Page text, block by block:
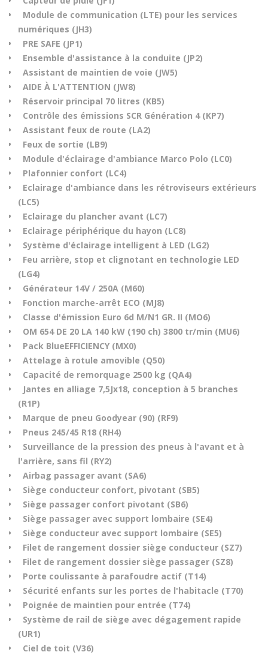
Module de communication (LTE) pour les services
numériques (JH3)
PRE SAFE (JP1)
Ensemble d'assistance à la conduite (JP2)
Assistant de maintien de voie (JW5)
AIDE À L'ATTENTION (JW8)
Réservoir principal 70 litres (KB5)
Contrôle des émissions SCR Génération 4 (KP7)
Assistant feux de route (LA2)
Feux de sortie (LB9)
Module d'éclairage d'ambiance Marco Polo (LC0)
Plafonnier confort (LC4)
Eclairage d'ambiance dans les rétroviseurs extérieurs
(LC5)
Eclairage du plancher avant (LC7)
Eclairage périphérique du hayon (LC8)
Système d'éclairage intelligent à LED (LG2)
Feu arrière, stop et clignotant en technologie LED
(LG4)
Générateur 14V / 250A (M60)
Fonction marche-arrêt ECO (MJ8)
Classe d'émission Euro 6d M/N1 GR. II (MO6)
OM 654 DE 20 LA 140 kW (190 ch) 3800 tr/min (MU6)
Pack BlueEFFICIENCY (MX0)
Attelage à rotule amovible (Q50)
Capacité de remorquage 2500 kg (QA4)
Jantes en alliage 7,5Jx18, conception à 5 branches
(R1P)
Marque de pneu Goodyear (90) (RF9)
Pneus 245/45 R18 (RH4)
Surveillance de la pression des pneus à l'avant et à
l'arrière, sans fil (RY2)
Airbag passager avant (SA6)
Siège conducteur confort, pivotant (SB5)
Siège passager confort pivotant (SB6)
Siège passager avec support lombaire (SE4)
Siège conducteur avec support lombaire (SE5)
Filet de rangement dossier siège conducteur (SZ7)
Filet de rangement dossier siège passager (SZ8)
Porte coulissante à parafoudre actif (T14)
Sécurité enfants sur les portes de l'habitacle (T70)
Poignée de maintien pour entrée (T74)
Système de rail de siège avec dégagement rapide
(UR1)
Ciel de toit (V36)